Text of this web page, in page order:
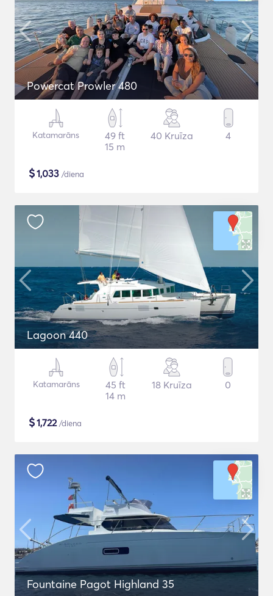
Powercat Prowler 480
Katamarāns
49 ft
15 m
40 Kruīza 4
$1,033 /diena
Lagoon 440
Katamarāns
45 ft
14 m
18 Kruīza 0
$1,722/diena
Fountaine Pagot Highland 35